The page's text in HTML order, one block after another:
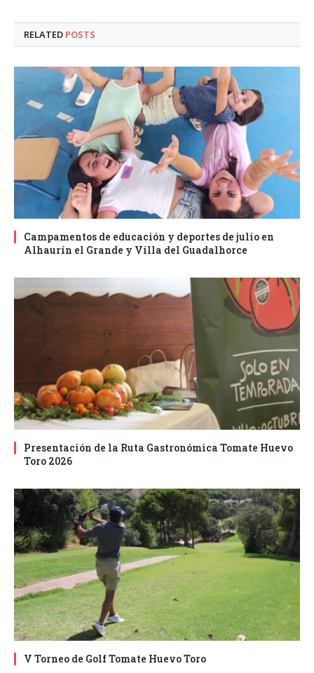
RELATED POSTS
Campamentos de educación y deportes de julio en
Alhaurín el Grande y Villa del Guadalhorce
Presentación de la Ruta Gastronómica Tomate Huevo
Toro 2026
V Torneo de Golf Tomate Huevo Toro